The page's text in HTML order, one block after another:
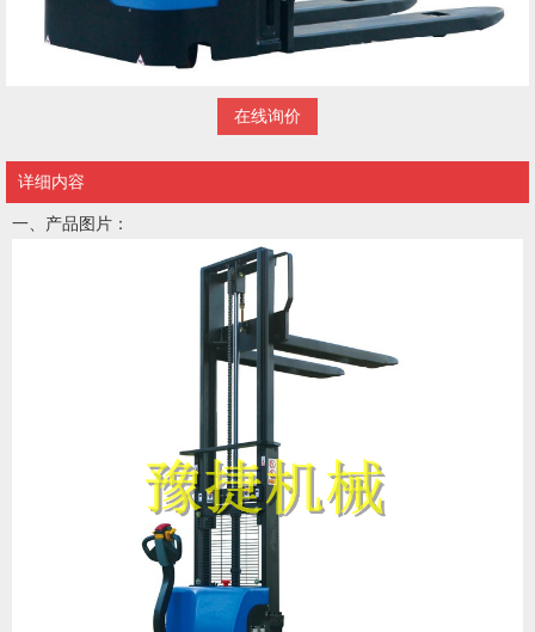
在线询价
详细内容
一、产品图片：